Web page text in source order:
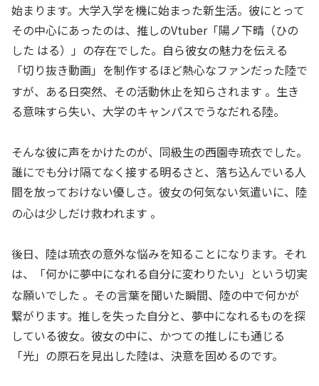
始まります。大学入学を機に始まった新生活。彼にとって
その中心にあったのは、推しのVtuber「陽ノ下晴（ひの
した はる）」の存在でした。自ら彼女の魅力を伝える
「切り抜き動画」を制作するほど熱心なファンだった陸で
すが、ある日突然、その活動休止を知らされます 。生き
る意味すら失い、大学のキャンパスでうなだれる陸。
そんな彼に声をかけたのが、同級生の西園寺琉衣でした。
誰にでも分け隔てなく接する明るさと、落ち込んでいる人
間を放っておけない優しさ。彼女の何気ない気遣いに、陸
の心は少しだけ救われます 。
後日、陸は琉衣の意外な悩みを知ることになります。それ
は、「何かに夢中になれる自分に変わりたい」という切実
な願いでした 。その言葉を聞いた瞬間、陸の中で何かが
繋がります。推しを失った自分と、夢中になれるものを探
している彼女。彼女の中に、かつての推しにも通じる
「光」の原石を見出した陸は、決意を固めるのです。